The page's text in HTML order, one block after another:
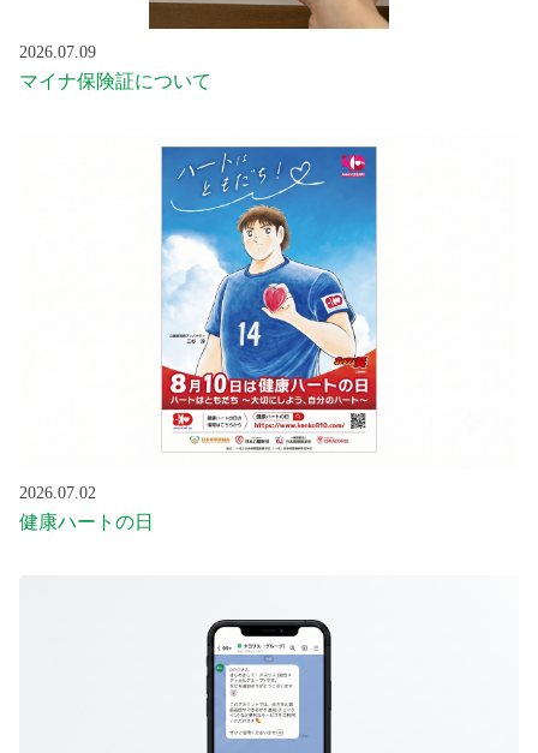
2026.07.09
マイナ保険証について
2026.07.02
健康ハートの日